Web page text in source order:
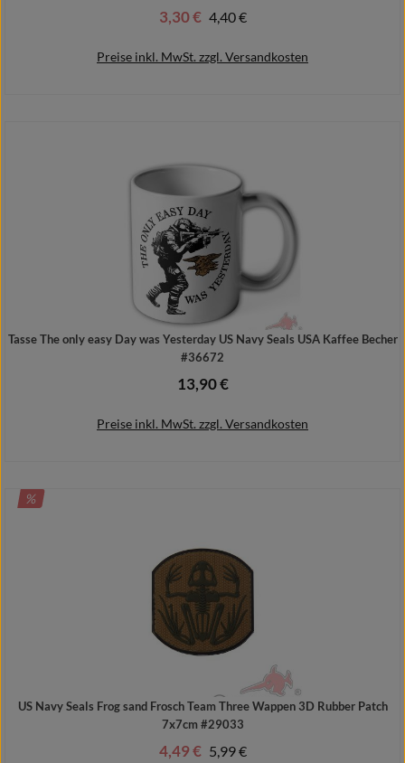
Verkaufspreis:
3,30 € Regulärer Preis:
4,40 €
Preise inkl. MwSt. zzgl. Versandkosten
Tasse The only easy Day was Yesterday US Navy Seals USA Kaffee Becher
#36672
Regulärer Preis:
13,90 €
Preise inkl. MwSt. zzgl. Versandkosten
RABATT
%
US Navy Seals Frog sand Frosch Team Three Wappen 3D Rubber Patch
7x7cm #29033
Verkaufspreis:
4,49 € Regulärer Preis:
5,99 €